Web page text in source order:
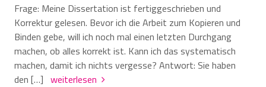
Frage: Meine Dissertation ist fertiggeschrieben und
Korrektur gelesen. Bevor ich die Arbeit zum Kopieren und
Binden gebe, will ich noch mal einen letzten Durchgang
machen, ob alles korrekt ist. Kann ich das systematisch
machen, damit ich nichts vergesse? Antwort: Sie haben
den […] weiterlesen